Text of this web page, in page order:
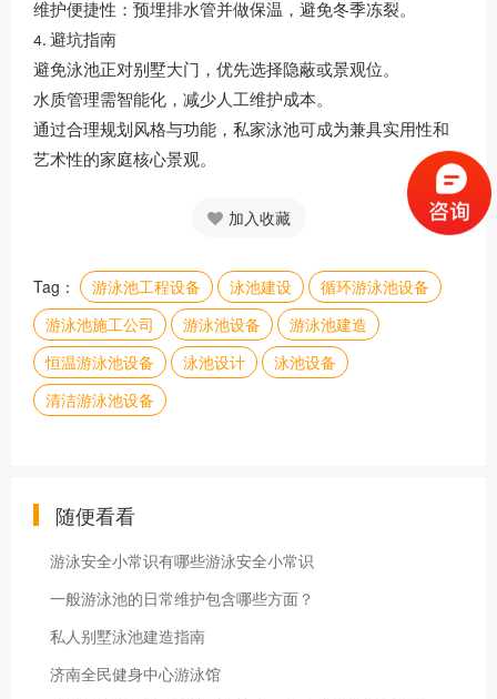
维护便捷性 ：预埋排水管并做保温，避免冬季冻裂。
4. ‌ 避坑指南
避免泳池正对别墅大门，优先选择隐蔽或景观位。
水质管理需智能化，减少人工维护成本。
通过合理规划风格与功能，私家泳池可成为兼具实用性和
艺术性的家庭核心景观。
加入收藏
Tag： 游泳池工程设备 泳池建设
循环游泳池设备
游泳池施工公司
游泳池设备
游泳池建造
恒温游泳池设备
泳池设计
泳池设备
清洁游泳池设备
随便看看
游泳安全小常识有哪些游泳安全小常识
一般游泳池的日常维护包含哪些方面？
私人别墅泳池建造指南
济南全民健身中心游泳馆